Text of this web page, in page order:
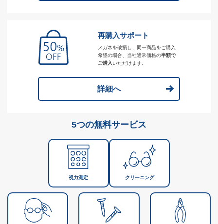
再購入サポート
メガネを破損し、同一商品をご購入
希望の場合、当社通常価格の半額で
ご購入いただけます。
詳細へ
5つの無料サービス
視力測定 クリーニング